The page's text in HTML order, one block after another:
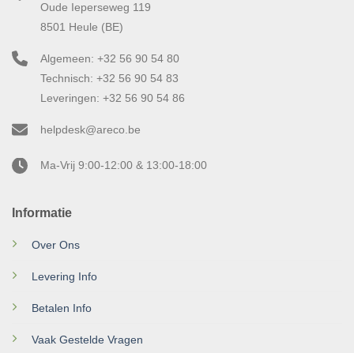
Informatie
Over Ons
Levering Info
Betalen Info
Vaak Gestelde Vragen
Oude Ieperseweg 119
8501 Heule (BE)
Algemeen: +32 56 90 54 80
Technisch: +32 56 90 54 83
Leveringen: +32 56 90 54 86
helpdesk@areco.be
Ma-Vrij 9:00-12:00 & 13:00-18:00